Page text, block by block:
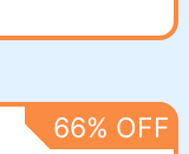
66% OFF